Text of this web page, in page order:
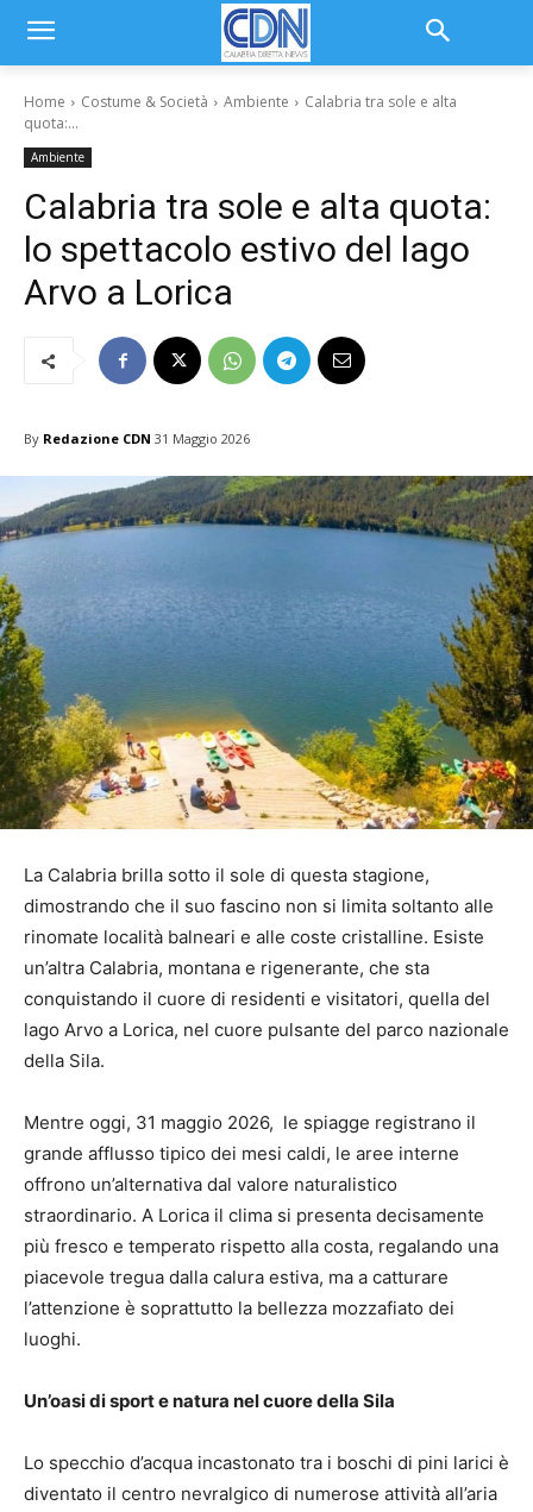
Home Costume & Società Ambiente
Calabria tra sole e alta
quota:...
Ambiente
Calabria tra sole e alta quota:
lo spettacolo estivo del lago
Arvo a Lorica
By Redazione CDN 31 Maggio 2026
La Calabria brilla sotto il sole di questa stagione,
dimostrando che il suo fascino non si limita soltanto alle
rinomate località balneari e alle coste cristalline. Esiste
un’altra Calabria, montana e rigenerante, che sta
conquistando il cuore di residenti e visitatori, quella del
lago Arvo a Lorica, nel cuore pulsante del parco nazionale
della Sila.
Mentre oggi, 31 maggio 2026, le spiagge registrano il
grande afflusso tipico dei mesi caldi, le aree interne
offrono un’alternativa dal valore naturalistico
straordinario. A Lorica il clima si presenta decisamente
più fresco e temperato rispetto alla costa, regalando una
piacevole tregua dalla calura estiva, ma a catturare
l’attenzione è soprattutto la bellezza mozzafiato dei
luoghi.
Un’oasi di sport e natura nel cuore della Sila
Lo specchio d’acqua incastonato tra i boschi di pini larici è
diventato il centro nevralgico di numerose attività all’aria